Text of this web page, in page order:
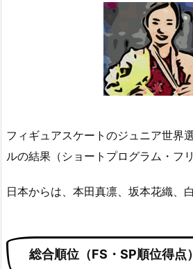
フィギュアスケートのジュニア世界
ルの結果（ショートプログラム・フ
日本からは、本田真凛、坂本花織、
総合順位（FS・SP順位得点）